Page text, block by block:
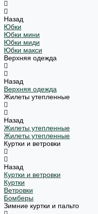
Назад
Юбки
Юбки мини
Юбки миди
Юбки макси
Верхняя одежда
Назад
Верхняя одежда
Жилеты утепленные
Назад
Жилеты утепленные
Жилеты утепленные
Куртки и ветровки
Назад
Куртки и ветровки
Куртки
Ветровки
Бомберы
Зимние куртки и пальто